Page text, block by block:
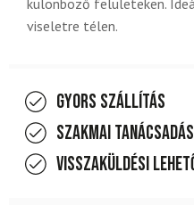
különböző felületeken.
viseletre télen.
Gyors szállítás
Szakmai tanácsadás
Visszaküldési